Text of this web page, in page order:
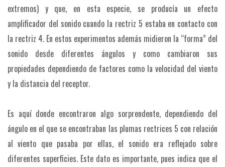
extremos) y que, en esta especie, se producía un efecto
amplificador del sonido cuando la rectriz 5 estaba en contacto con
la rectriz 4. En estos experimentos además midieron la “forma” del
sonido desde diferentes ángulos y como cambiaron sus
propiedades dependiendo de factores como la velocidad del viento
y la distancia del receptor.
Es aquí donde encontraron algo sorprendente, dependiendo del
ángulo en el que se encontraban las plumas rectrices 5 con relación
al viento que pasaba por ellas, el sonido era reflejado sobre
diferentes superficies. Este dato es importante, pues indica que el